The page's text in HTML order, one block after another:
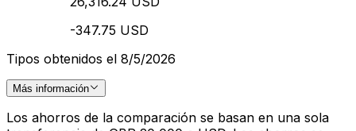
-347.75 USD
Tipos obtenidos el 8/5/2026
Más información
Los ahorros de la comparación se basan en una sola